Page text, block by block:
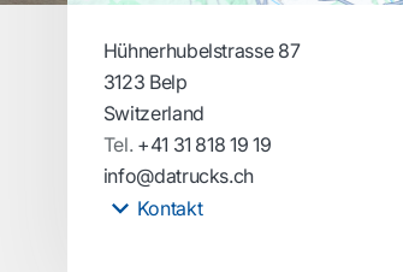
Hühnerhubelstrasse 87
3123 Belp
Switzerland
Tel. +41 31 818 19 19
info@datrucks.ch
Kontakt